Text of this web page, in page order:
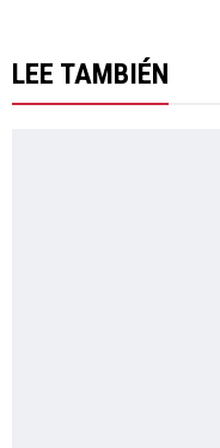
LEE TAMBIÉN